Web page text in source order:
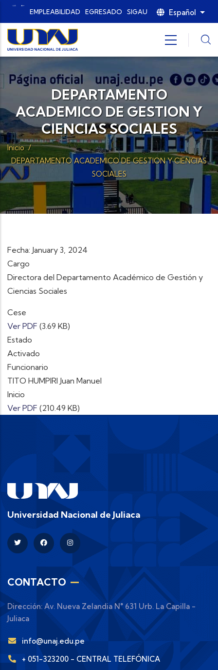
Pasar al contenido principal
EMPLEABILIDAD EGRESADO SIGAU Español
DEPARTAMENTO
ACADEMICO DE GESTION Y
CIENCIAS SOCIALES
Inicio /
DEPARTAMENTO ACADEMICO DE GESTION Y CIENCIAS
SOCIALES
Fecha: January 3, 2024
Cargo
Directora del Departamento Académico de Gestión y
Ciencias Sociales
Cese
Ver PDF (3.69 KB)
Estado
Activado
Funcionario
TITO HUMPIRI Juan Manuel
Inicio
Ver PDF (210.49 KB)
Universidad Nacional de Juliaca
CONTACTO
Dirección: Av. Nueva Zelandia N° 631 Urb. La Capilla -
Juliaca
info@unaj.edu.pe
+ 051-323200 - CENTRAL TELEFÓNICA